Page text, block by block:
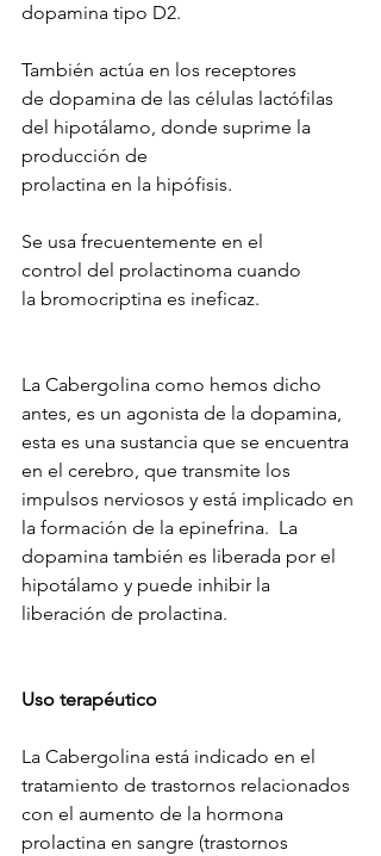
dopamina tipo D2.
También actúa en los receptores
de dopamina de las células lactófilas
del hipotálamo, donde suprime la
producción de
prolactina en la hipófisis.
Se usa frecuentemente en el
control del prolactinoma cuando
la bromocriptina es ineficaz.
La Cabergolina como hemos dicho
antes, es un agonista de la dopamina,
esta es una sustancia que se encuentra
en el cerebro, que transmite los
impulsos nerviosos y está implicado en
la formación de la epinefrina.  La
dopamina también es liberada por el
hipotálamo y puede inhibir la
liberación de prolactina.
Uso terapéutico
La Cabergolina está indicado en el
tratamiento de trastornos relacionados
con el aumento de la hormona
prolactina en sangre (trastornos